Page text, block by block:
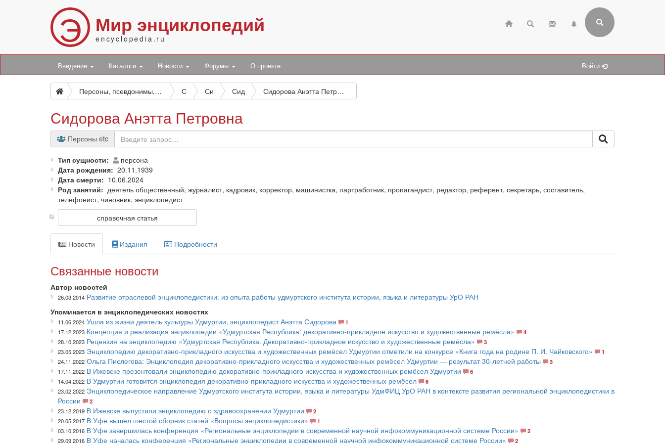
Э Мир энциклопедий
encyclopedia.ru
Введение Каталоги Новости Форумы О проекте Войти
Персоны, псевдонимы, персонажи и боты С Си Сид Сидорова Анэтта Петровна
Сидорова Анэтта Петровна
Персоны etc
Тип сущности
персона
Дата рождения
20.11.1939
Дата смерти
10.06.2024
Род занятий
деятель общественный, журналист, кадровик, корректор, машинистка, партработник, пропагандист, редактор, референт, секретарь, составитель,
телефонист, чиновник, энциклопедист
справочная статья
Новости Издания Подробности
Связанные новости
Автор новостей
26.03.2014 Развитие отраслевой энциклопедистики: из опыта работы удмуртского института истории, языка и литературы УрО РАН
Упоминается в энциклопедических новостях
11.06.2024 Ушла из жизни деятель культуры Удмуртии, энциклопедист Анэтта Сидорова
1
17.12.2023 Концепция и реализация энциклопедии «Удмуртская Республика: декоративно-прикладное искусство и художественные ремёсла»
4
28.10.2023 Рецензия на энциклопедию «Удмуртская Республика. Декоративно-прикладное искусство и художественные ремёсла»
3
23.05.2023 Энциклопедию декоративно-прикладного искусства и художественных ремёсел Удмуртии отметили на конкурсе «Книга года на родине П. И. Чайковского»
1
24.11.2022 Ольга Пислегова: Энциклопедия декоративно-прикладного искусства и художественных ремёсел Удмуртии — результат 30-летней работы
3
17.11.2022 В Ижевске презентовали энциклопедию декоративно-прикладного искусства и художественных ремёсел Удмуртии
6
14.04.2022 В Удмуртии готовится энциклопедия декоративно-прикладного искусства и художественных ремёсел
6
23.02.2022 Энциклопедическое направление Удмуртского института истории, языка и литературы УдмФИЦ УрО РАН в контексте развития региональной энциклопедистики в
России
2
23.12.2019 В Ижевске выпустили энциклопедию о здравоохранении Удмуртии
2
20.05.2017 В Уфе вышел шестой сборник статей «Вопросы энциклопедистики»
1
03.10.2016 В Уфе завершилась конференция «Региональные энциклопедии в современной научной инфокоммуникационной системе России»
2
29.09.2016 В Уфе началась конференция «Региональные энциклопедии в современной научной инфокоммуникационной системе России» 2